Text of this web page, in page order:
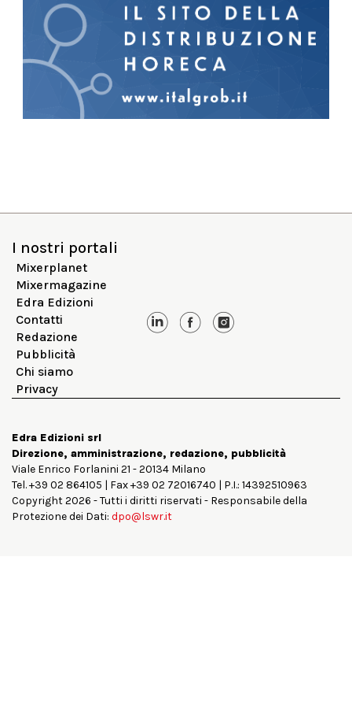
I nostri portali
Mixerplanet
Mixermagazine
Edra Edizioni
Contatti
Redazione
Pubblicità
Chi siamo
Privacy
Edra Edizioni srl
Direzione, amministrazione, redazione, pubblicità
Viale Enrico Forlanini 21 - 20134 Milano
Tel. +39 02 864105 | Fax +39 02 72016740 | P.I.: 14392510963
Copyright 2026 - Tutti i diritti riservati - Responsabile della
Protezione dei Dati: dpo@lswr.it